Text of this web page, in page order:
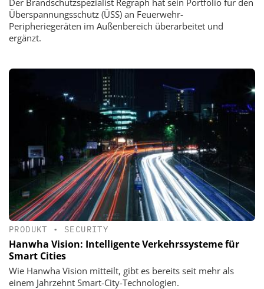
Überspannungsschutz (ÜSS) an Feuerwehr-
Peripheriegeräten im Außenbereich überarbeitet und
ergänzt.
PRODUKT • SECURITY
Hanwha Vision: Intelligente Verkehrssysteme für
Smart Cities
Wie Hanwha Vision mitteilt, gibt es bereits seit mehr als
einem Jahrzehnt Smart-City-Technologien.